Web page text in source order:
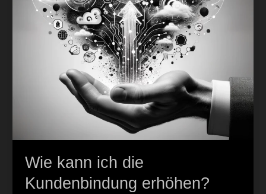
Wie kann ich die
Kundenbindung erhöhen?
Behavioral
Science
PerspektiveKundenbindung